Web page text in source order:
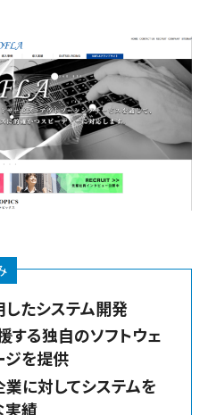
ステム
支援シス
の他業務支
ービス
ータ分
活用
声データ活
録作成
ル
ストマイ
分析ツ
ツール
したシステム開発
する独自のソフトウェ
ジを提供
に対してシステムを
実績